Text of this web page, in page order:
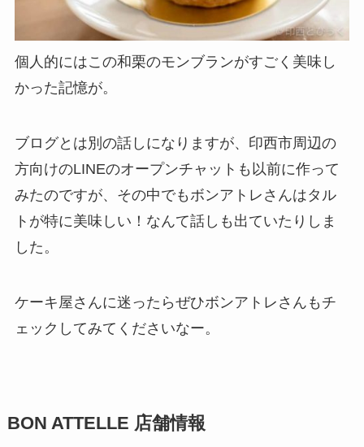
個人的にはこの和栗のモンブランがすごく美味し
かった記憶が。
ブログとは別の話しになりますが、印西市周辺の
方向けのLINEのオープンチャットも以前に作って
みたのですが、その中でもボンアトレさんはタル
トが特に美味しい！なんて話しも出ていたりしま
した。
ケーキ屋さんに迷ったらぜひボンアトレさんもチ
ェックしてみてくださいなー。
BON ATTELLE 店舗情報